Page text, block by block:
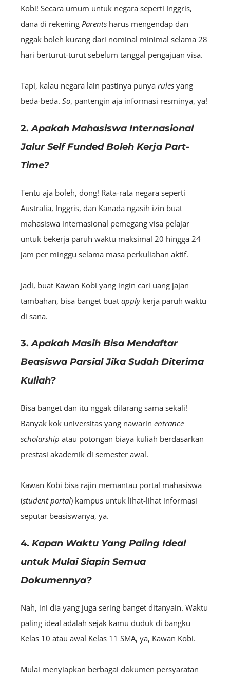
Kobi! Secara umum untuk negara seperti Inggris,
dana di rekening Parents harus mengendap dan
nggak boleh kurang dari nominal minimal selama 28
hari berturut-turut sebelum tanggal pengajuan visa.
Tapi, kalau negara lain pastinya punya rules yang
beda-beda. So, pantengin aja informasi resminya, ya!
2.Apakah Mahasiswa Internasional
Jalur Self Funded Boleh Kerja Part-
Time?
Tentu aja boleh, dong! Rata-rata negara seperti
Australia, Inggris, dan Kanada ngasih izin buat
mahasiswa internasional pemegang visa pelajar
untuk bekerja paruh waktu maksimal 20 hingga 24
jam per minggu selama masa perkuliahan aktif.
Jadi, buat Kawan Kobi yang ingin cari uang jajan
tambahan, bisa banget buat apply kerja paruh waktu
di sana.
3. Apakah Masih Bisa Mendaftar
Beasiswa Parsial Jika Sudah Diterima
Kuliah?
Bisa banget dan itu nggak dilarang sama sekali!
Banyak kok universitas yang nawarin entrance
scholarship atau potongan biaya kuliah berdasarkan
prestasi akademik di semester awal.
Kawan Kobi bisa rajin memantau portal mahasiswa
(student portal) kampus untuk lihat-lihat informasi
seputar beasiswanya, ya.
4. Kapan Waktu Yang Paling Ideal
untuk Mulai Siapin Semua
Dokumennya?
Nah, ini dia yang juga sering banget ditanyain. Waktu
paling ideal adalah sejak kamu duduk di bangku
Kelas 10 atau awal Kelas 11 SMA, ya, Kawan Kobi.
Mulai menyiapkan berbagai dokumen persyaratan